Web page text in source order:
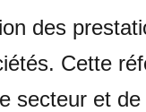
des
Cette
secteur et